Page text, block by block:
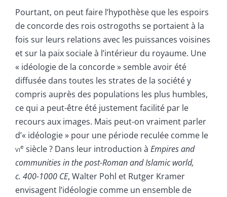
Pourtant, on peut faire l’hypothèse que les espoirs
de concorde des rois ostrogoths se portaient à la
fois sur leurs relations avec les puissances voisines
et sur la paix sociale à l’intérieur du royaume. Une
« idéologie de la concorde » semble avoir été
diffusée dans toutes les strates de la société y
compris auprès des populations les plus humbles,
ce qui a peut-être été justement facilité par le
recours aux images. Mais peut-on vraiment parler
d’« idéologie » pour une période reculée comme le
vie siècle ? Dans leur introduction à Empires and
communities in the post-Roman and Islamic world,
c. 400-1000 CE, Walter Pohl et Rutger Kramer
envisagent l’idéologie comme un ensemble de